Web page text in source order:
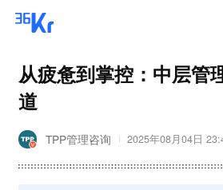
从疲惫到掌控：中层管
道
TPP管理咨询 2025年08月04日